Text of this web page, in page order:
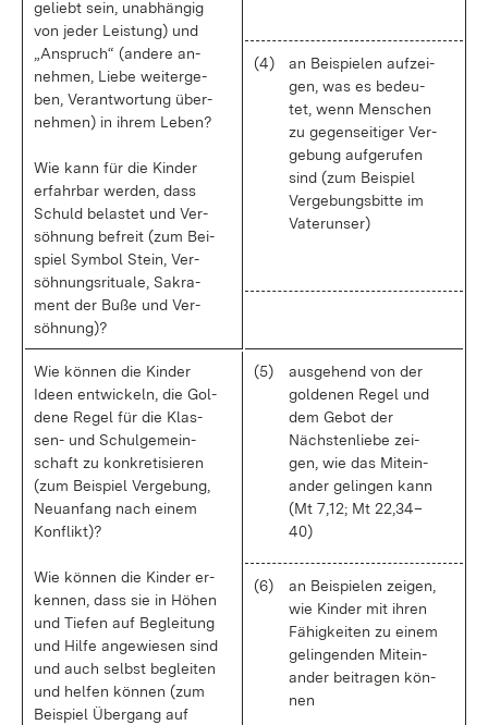
ge­liebt sein, un­ab­hän­gig
von je­der Leis­tung) und
„An­spruch“ (an­de­re an­
neh­men, Lie­be wei­ter­ge­
ben, Ver­ant­wor­tung über­
neh­men) in ih­rem Le­ben?
Wie kann für die Kin­der
er­fahr­bar wer­den, dass
Schuld be­las­tet und Ver­
söh­nung be­freit (zum Bei­
spiel Sym­bol Stein, Ver­
söh­nungs­ri­tua­le, Sa­kra­
ment der Bu­ße und Ver­
söh­nung)?
(4)
an Bei­spie­len auf­zei­
gen, was es be­deu­
tet, wenn Men­schen
zu ge­gen­sei­ti­ger Ver­
ge­bung auf­ge­ru­fen
sind (zum Bei­spiel
Ver­ge­bungs­bit­te im
Va­ter­un­ser)
Wie kön­nen die Kin­der
Ide­en ent­wi­ckeln, die Gol­
de­ne Re­gel für die Klas­
sen- und Schul­ge­mein­
schaft zu kon­kre­ti­sie­ren
(zum Bei­spiel Ver­ge­bung,
Neu­an­fang nach ei­nem
Kon­flikt)?
Wie kön­nen die Kin­der er­
ken­nen, dass sie in Hö­hen
und Tie­fen auf Be­glei­tung
und Hil­fe an­ge­wie­sen sind
und auch selbst be­glei­ten
und hel­fen kön­nen (zum
Bei­spiel Über­gang auf
(5)
aus­ge­hend von der
gol­de­nen Re­gel und
dem Ge­bot der
Nächs­ten­lie­be zei­
gen, wie das Mit­ein­
an­der ge­lin­gen kann
(Mt 7,12; Mt 22,34–
40)
(6)
an Bei­spie­len zei­gen,
wie Kin­der mit ih­ren
Fä­hig­kei­ten zu ei­nem
ge­lin­gen­den Mit­ein­
an­der bei­tra­gen kön­
nen